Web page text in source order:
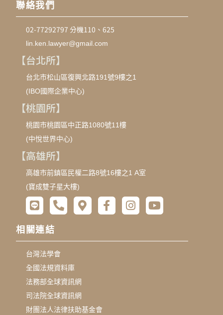
聯絡我們
02-77292797 分機110、625
lin.ken.lawyer@gmail.com
【台北所】
台北市松山區復興北路191號9樓之1
(IBO國際企業中心)
【桃園所】
桃園市桃園區中正路1080號11樓
(中悅世界中心)
【高雄所】
高雄市前鎮區民權二路8號16樓之1 A室
(寶成雙子星大樓)
相關連結
台灣法學會
全國法規資料庫
法務部全球資訊網
司法院全球資訊網
財團法人法律扶助基金會